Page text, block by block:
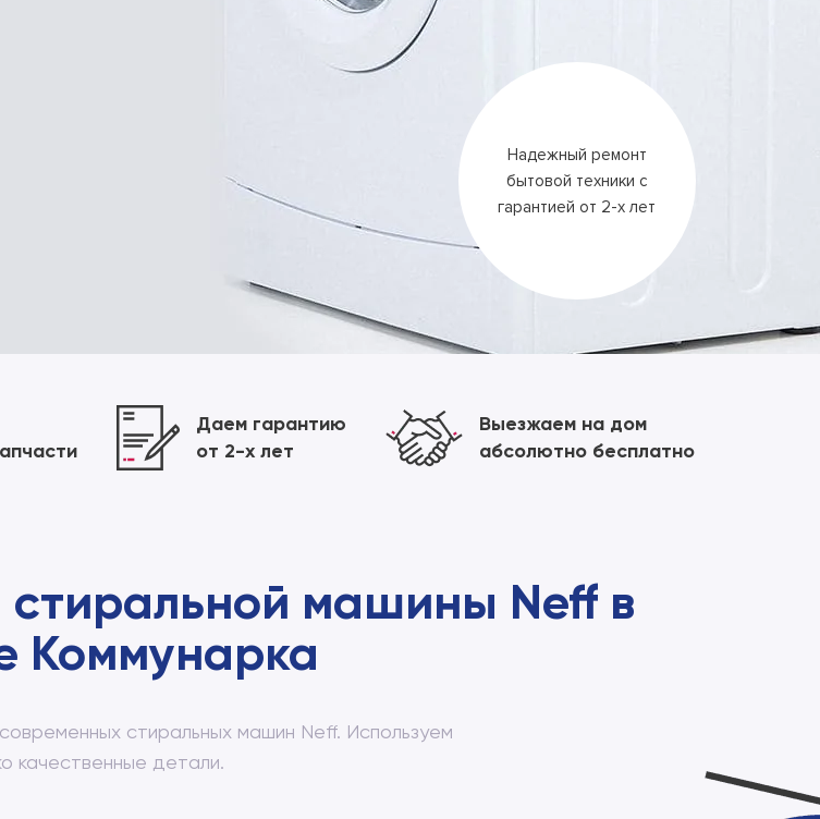
Надежный ремонт
бытовой техники с
гарантией от 2-х лет
Даем гарантию
от 2-х лет
Выезжаем на дом
абсолютно бесплатно
машины Neff в
Коммунарка
стиральных машин Neff. Используем
качественные детали.